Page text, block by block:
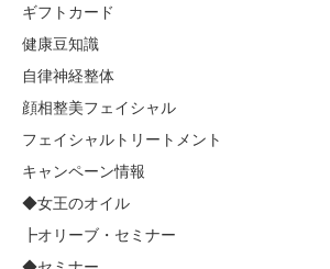
ギフトカード
健康豆知識
自律神経整体
顔相整美フェイシャル
フェイシャルトリートメント
キャンペーン情報
◆女王のオイル
┣オリーブ・セミナー